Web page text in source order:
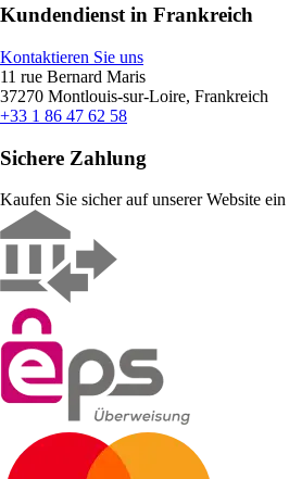
Kundendienst in Frankreich
Kontaktieren Sie uns
11 rue Bernard Maris
37270 Montlouis-sur-Loire, Frankreich
+33 1 86 47 62 58
Sichere Zahlung
Kaufen Sie sicher auf unserer Website ein